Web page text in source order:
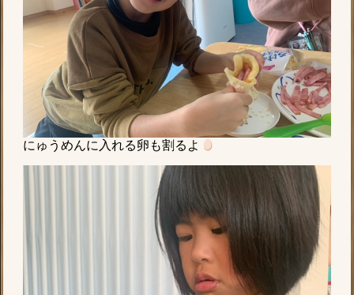
にゅうめんに入れる卵も割るよ